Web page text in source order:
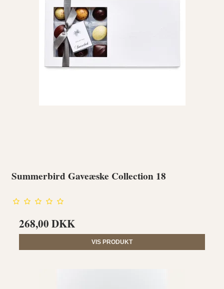
Summerbird Gaveæske Collection 18
268,00 DKK
VIS PRODUKT